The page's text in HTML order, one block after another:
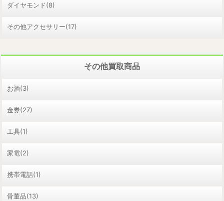
ダイヤモンド(8)
その他アクセサリー(17)
その他買取商品
お酒(3)
金券(27)
工具(1)
家電(2)
携帯電話(1)
骨董品(13)